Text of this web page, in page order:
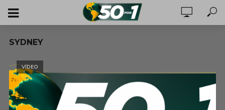
SYDNEY
VÍDEO